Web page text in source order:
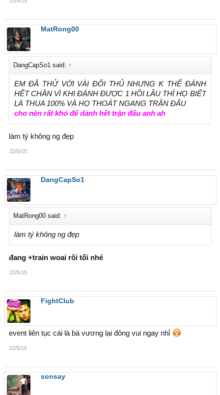
MatRong00
DangCapSo1 said: ↑
EM ĐÃ THỬ VỚI VÀI ĐỐI THỦ NHƯNG K THỂ ĐÁNH
HẾT CHÂN VÌ KHI ĐÁNH ĐƯỢC 1 HỒI LÂU THÌ HỌ BIẾT
LÀ THUA 100% VÀ HỌ THOÁT NGANG TRẬN ĐẤU
cho nên rất khó để dành hết trận đấu anh ah
làm tý không ng đẹp
22/5/15
DangCapSo1
MatRong00 said: ↑
làm tý không ng đẹp
đang +train woai rôi tối nhé
22/5/15
FightClub
event liên tục cái là bá vương lại đông vui ngay nhỉ
22/5/15
sonsay